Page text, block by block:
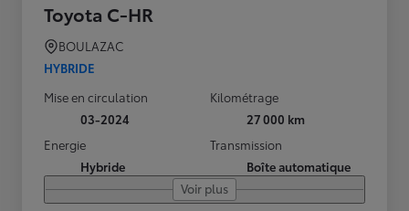
Toyota C-HR
BOULAZAC
HYBRIDE
Mise en circulation
03-2024
Kilométrage
27 000 km
Energie
Hybride
Transmission
Boîte automatique
Voir plus